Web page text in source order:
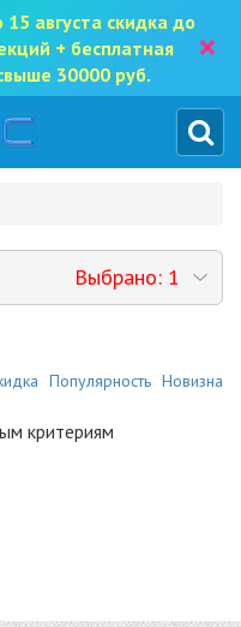
15 августа скидка до
+ бесплатная
30000 руб.
×
Выбрано: 1
Популярность Новизна
критериям